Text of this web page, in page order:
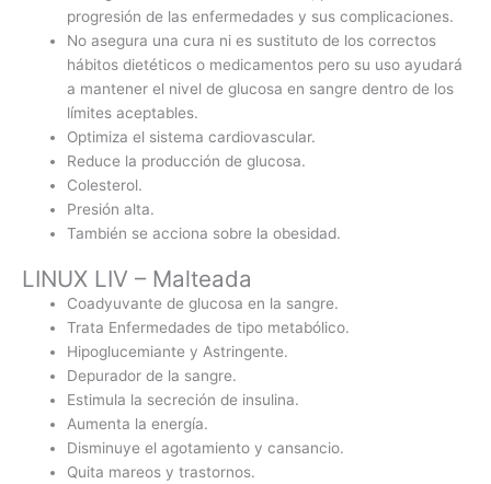
progresión de las enfermedades y sus complicaciones.
No asegura una cura ni es sustituto de los correctos
hábitos dietéticos o medicamentos pero su uso ayudará
a mantener el nivel de glucosa en sangre dentro de los
límites aceptables.
Optimiza el sistema cardiovascular.
Reduce la producción de glucosa.
Colesterol.
Presión alta.
También se acciona sobre la obesidad.
LINUX LIV – Malteada
Coadyuvante de glucosa en la sangre.
Trata Enfermedades de tipo metabólico.
Hipoglucemiante y Astringente.
Depurador de la sangre.
Estimula la secreción de insulina.
Aumenta la energía.
Disminuye el agotamiento y cansancio.
Quita mareos y trastornos.